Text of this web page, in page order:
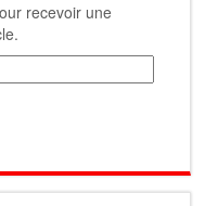
recevoir une